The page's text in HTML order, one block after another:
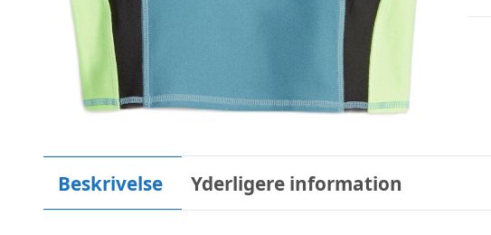
Beskrivelse Yderligere information